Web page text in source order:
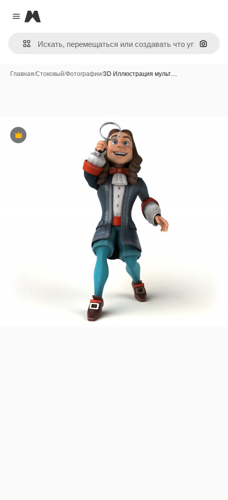
Close menu
Magnific
Поиск
Главная/Стоковый/Фотографии/3D Иллюстрация мульт…
Премиум